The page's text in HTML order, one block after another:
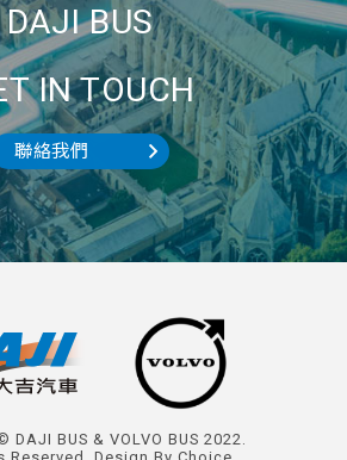
DAJI BUS
IN TOUCH
聯絡我們
DAJI BUS & VOLVO BUS 2022.